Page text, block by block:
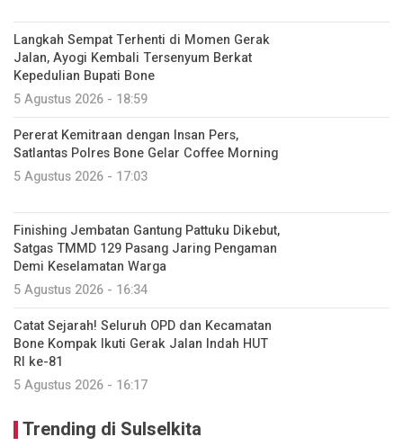
Langkah Sempat Terhenti di Momen Gerak
Jalan, Ayogi Kembali Tersenyum Berkat
Kepedulian Bupati Bone
5 Agustus 2026 - 18:59
Pererat Kemitraan dengan Insan Pers,
Satlantas Polres Bone Gelar Coffee Morning
5 Agustus 2026 - 17:03
Finishing Jembatan Gantung Pattuku Dikebut,
Satgas TMMD 129 Pasang Jaring Pengaman
Demi Keselamatan Warga
5 Agustus 2026 - 16:34
Catat Sejarah! Seluruh OPD dan Kecamatan
Bone Kompak Ikuti Gerak Jalan Indah HUT
RI ke-81
5 Agustus 2026 - 16:17
Trending di Sulselkita